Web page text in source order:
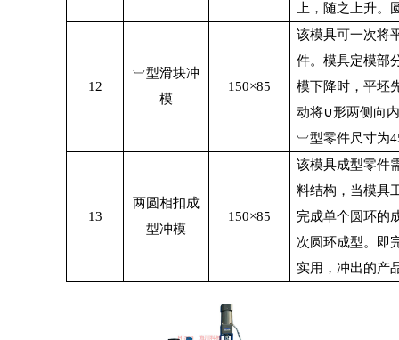
上，随之上升。
12
︺型滑块冲
模
150×85
该模具可一次将
件。模具定模部
模下降时，平坯
动将∪形两侧向
︺型零件尺寸为
13
两圆相扣成
型冲模
150×85
该模具成型零件
料结构，当模具
完成单个圆环的
次圆环成型。即
实用，冲出的产